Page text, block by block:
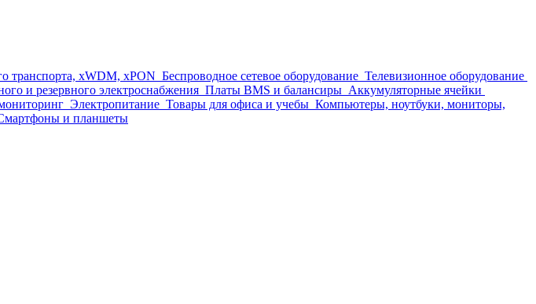
транспорта, xWDM, xPON Беспроводное сетевое оборудование Телевизионное оборудование
и резервного электроснабжения Платы BMS и балансиры Аккумуляторные ячейки
Электропитание Товары для офиса и учебы Компьютеры, ноутбуки, мониторы,
и планшеты